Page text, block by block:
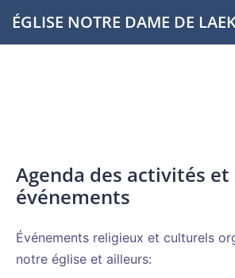
Aller
auÉGLISE NOTRE DAME DE
Agenda des activités et
événements
Événements religieux et culturels
notre église et ailleurs: